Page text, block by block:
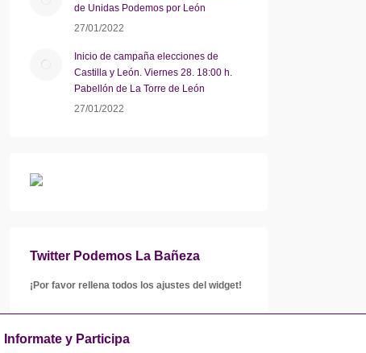
de Unidas Podemos por León
27/01/2022
Inicio de campaña elecciones de
Castilla y León. Viernes 28. 18:00 h.
Pabellón de La Torre de León
27/01/2022
Twitter Podemos La Bañeza
¡Por favor rellena todos los ajustes del widget!
Informate y Participa